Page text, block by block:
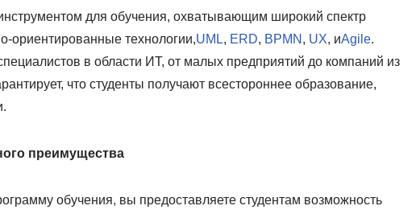
для обучения, охватывающим широкий спектр
ориентированные технологии,UML, ERD, BPMN , UX, иAgile.
в области ИТ, от малых предприятий до компаний из
что студенты получают всестороннее образование,
преимущества
обучения, вы предоставляете студентам возможность